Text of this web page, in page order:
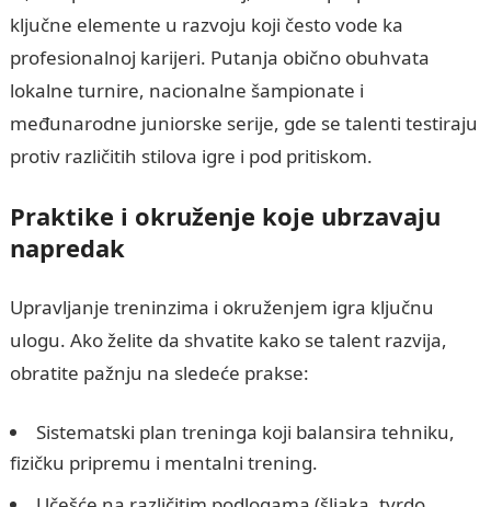
ključne elemente u razvoju koji često vode ka
profesionalnoj karijeri. Putanja obično obuhvata
lokalne turnire, nacionalne šampionate i
međunarodne juniorske serije, gde se talenti testiraju
protiv različitih stilova igre i pod pritiskom.
Praktike i okruženje koje ubrzavaju
napredak
Upravljanje treninzima i okruženjem igra ključnu
ulogu. Ako želite da shvatite kako se talent razvija,
obratite pažnju na sledeće prakse:
Sistematski plan treninga koji balansira tehniku,
fizičku pripremu i mentalni trening.